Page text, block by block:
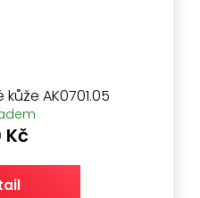
AK0701.05
Kč